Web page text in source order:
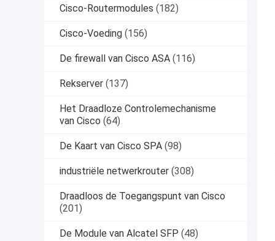
Cisco-Routermodules (182)
Cisco-Voeding (156)
De firewall van Cisco ASA (116)
Rekserver (137)
Het Draadloze Controlemechanisme
van Cisco (64)
De Kaart van Cisco SPA (98)
industriële netwerkrouter (308)
Draadloos de Toegangspunt van Cisco
(201)
De Module van Alcatel SFP (48)